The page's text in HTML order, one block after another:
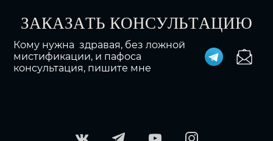
ЗАКАЗАТЬ КОНСУЛЬТАЦИЮ
Кому нужна здравая, без ложной
мистификации, и пафоса
консультация, пишите мне